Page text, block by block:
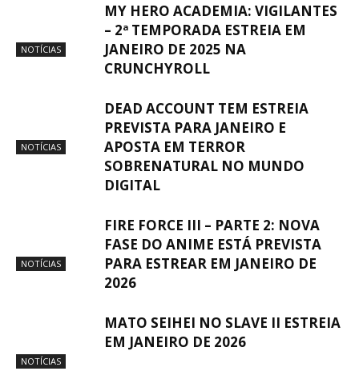
NOTÍCIAS
MY HERO ACADEMIA: VIGILANTES
– 2ª TEMPORADA ESTREIA EM
JANEIRO DE 2025 NA
CRUNCHYROLL
NOTÍCIAS
DEAD ACCOUNT TEM ESTREIA
PREVISTA PARA JANEIRO E
APOSTA EM TERROR
SOBRENATURAL NO MUNDO
DIGITAL
NOTÍCIAS
FIRE FORCE III – PARTE 2: NOVA
FASE DO ANIME ESTÁ PREVISTA
PARA ESTREAR EM JANEIRO DE
2026
NOTÍCIAS
MATO SEIHEI NO SLAVE II ESTREIA
EM JANEIRO DE 2026